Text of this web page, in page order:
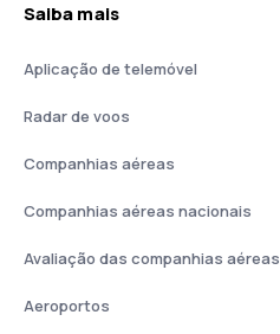
Saiba mais
Aplicação de telemóvel
Radar de voos
Companhias aéreas
Companhias aéreas nacionais
Avaliação das companhias aéreas
Aeroportos